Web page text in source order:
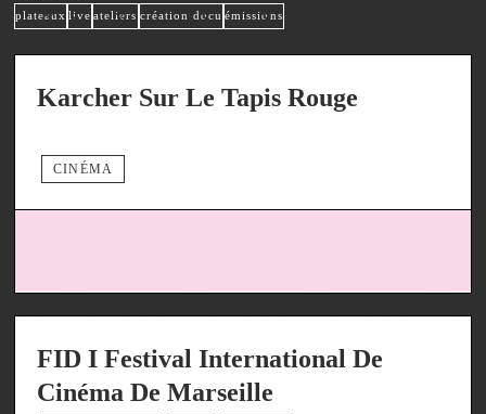
plateaux
x live
x ateliers
x création docu
x émissions
x
Karcher Sur Le Tapis Rouge
CINÉMA
FID I Festival International De
Cinéma De Marseille